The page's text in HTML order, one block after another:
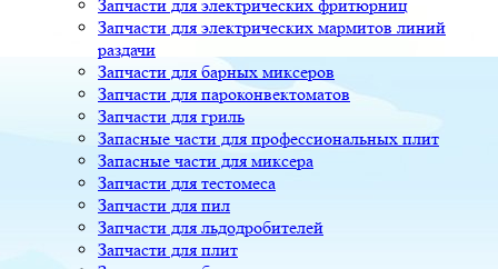
Запчасти для электрических фритюрниц
Запчасти для электрических мармитов линий
раздачи
Запчасти для барных миксеров
Запчасти для пароконвектоматов
Запчасти для гриль
Запасные части для профессиональных плит
Запасные части для миксера
Запчасти для тестомеса
Запчасти для пил
Запчасти для льдодробителей
Запчасти для плит